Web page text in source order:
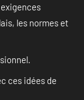
les normes et
ces idées de